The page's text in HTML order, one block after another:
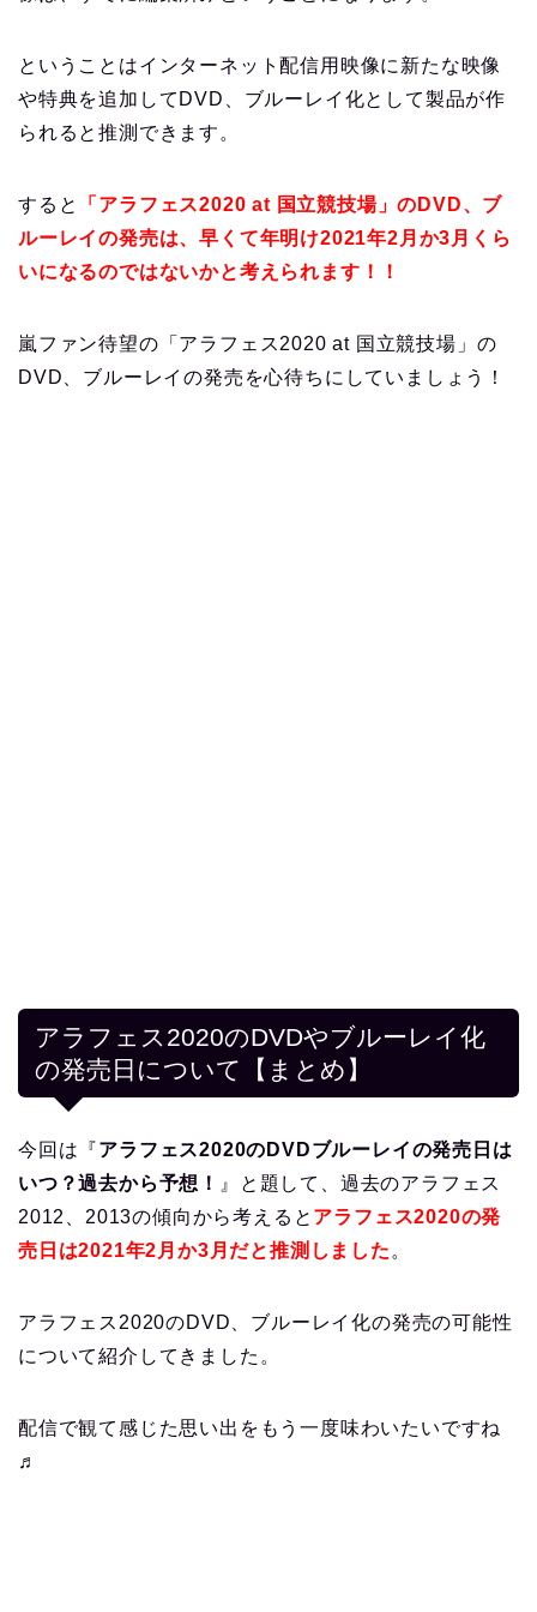
ということはインターネット配信用映像に新たな映像
や特典を追加してDVD、ブルーレイ化として製品が作
られると推測できます。
すると
「アラフェス2020 at 国立競技場」のDVD、ブ
ルーレイの発売は、早くて年明け2021年2月か3月くら
いになるのではないかと考えられます！！
嵐ファン待望の「アラフェス2020 at 国立競技場」の
DVD、ブルーレイの発売を心待ちにしていましょう！
アラフェス2020のDVDやブルーレイ化
の発売日について【まとめ】
今回は『アラフェス2020のDVDブルーレイの発売日は
いつ？過去から予想！
』と題して、過去のアラフェス
2012、2013の傾向から考えると アラフェス2020の発
売日は2021年2月か3月だと推測しました 。
アラフェス2020のDVD、ブルーレイ化の発売の可能性
について紹介してきました。
配信で観て感じた思い出をもう一度味わいたいですね
♬